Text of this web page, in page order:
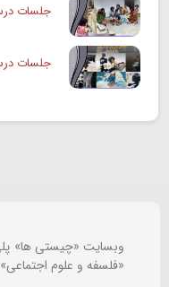
جلسات
جلسات
وبسایت «چیستی ها»
«فلسفه و علوم اجتماعی»